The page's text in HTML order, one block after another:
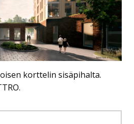
korttelin sisäpihalta.